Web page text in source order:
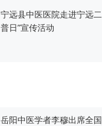
宁远县中医医院走进宁远
普日”宣传活动
岳阳中医学者李穆出席全